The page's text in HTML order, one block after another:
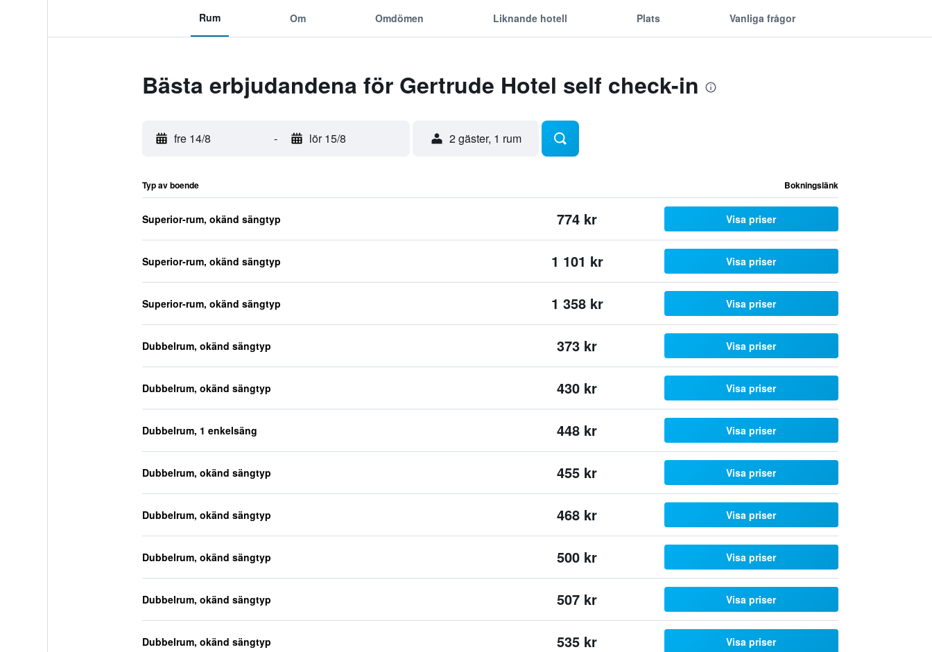
Rum Om Omdömen Liknande hotell Plats Vanliga frågor
Bästa erbjudandena för Gertrude Hotel self check-in
fre 14/8 - lör 15/8 2 gäster, 1 rum
Typ av boende Bokningslänk
Superior-rum, okänd sängtyp 774 kr Visa priser
Superior-rum, okänd sängtyp 1 101 kr Visa priser
Superior-rum, okänd sängtyp 1 358 kr Visa priser
Dubbelrum, okänd sängtyp 373 kr Visa priser
Dubbelrum, okänd sängtyp 430 kr Visa priser
Dubbelrum, 1 enkelsäng 448 kr Visa priser
Dubbelrum, okänd sängtyp 455 kr Visa priser
Dubbelrum, okänd sängtyp 468 kr Visa priser
Dubbelrum, okänd sängtyp 500 kr Visa priser
Dubbelrum, okänd sängtyp 507 kr Visa priser
Dubbelrum, okänd sängtyp 535 kr Visa priser